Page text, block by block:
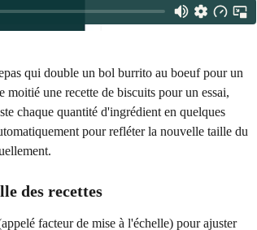
qui double un bol burrito au boeuf pour un
une recette de biscuits pour un essai,
chaque quantité d'ingrédient en quelques
pour refléter la nouvelle taille du
des recettes
facteur de mise à l'échelle) pour ajuster